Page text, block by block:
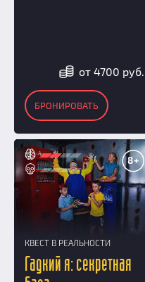
от 4700 руб.
БРОНИРОВАТЬ
8+
КВЕСТ В РЕАЛЬНОСТИ
Гадкий я: секретная